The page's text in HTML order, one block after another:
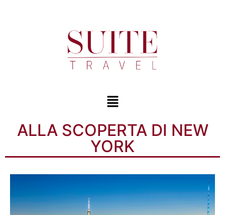
ALLA SCOPERTA DI NEW
YORK